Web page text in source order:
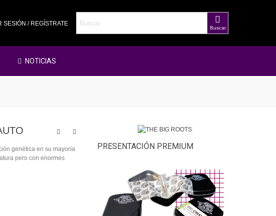
SESIÓN / REGÍSTRATE
Buscar
NOTICIAS
genética en su mayoría
pero con enormes
PRESENTACIÓN PREMIUM